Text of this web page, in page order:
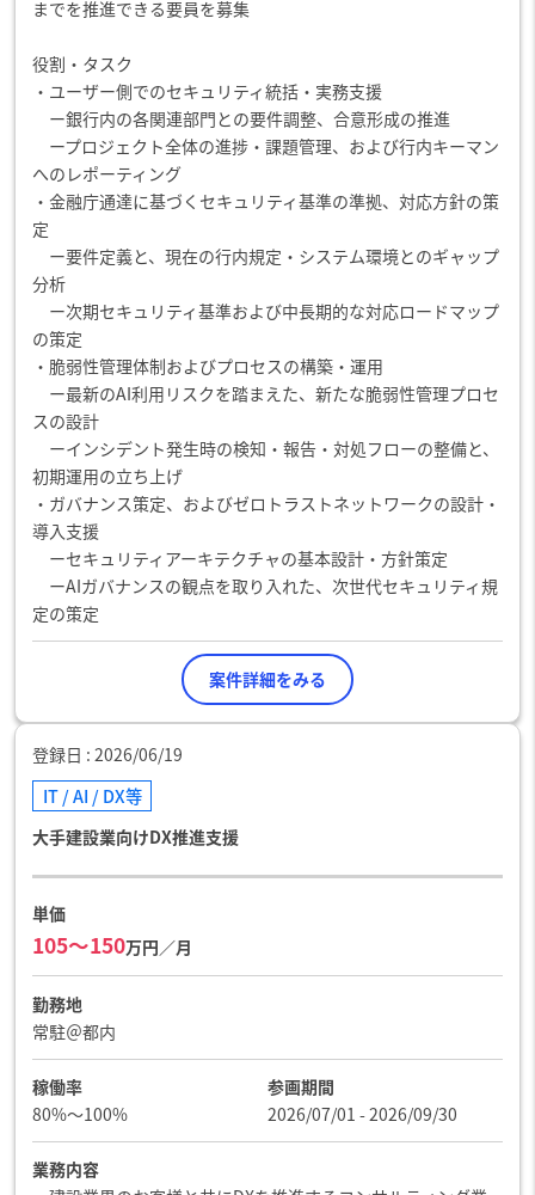
までを推進できる要員を募集
役割・タスク
・ユーザー側でのセキュリティ統括・実務支援
ー銀行内の各関連部門との要件調整、合意形成の推進
ープロジェクト全体の進捗・課題管理、および行内キーマン
へのレポーティング
・金融庁通達に基づくセキュリティ基準の準拠、対応方針の策
定
ー要件定義と、現在の行内規定・システム環境とのギャップ
分析
ー次期セキュリティ基準および中長期的な対応ロードマップ
の策定
・脆弱性管理体制およびプロセスの構築・運用
ー最新のAI利用リスクを踏まえた、新たな脆弱性管理プロセ
スの設計
ーインシデント発生時の検知・報告・対処フローの整備と、
初期運用の立ち上げ
・ガバナンス策定、およびゼロトラストネットワークの設計・
導入支援
ーセキュリティアーキテクチャの基本設計・方針策定
ーAIガバナンスの観点を取り入れた、次世代セキュリティ規
定の策定
案件詳細をみる
登録日 2026/06/19
IT / AI / DX等
大手建設業向けDX推進支援
単価
105〜150万円／月
勤務地
常駐＠都内
稼働率
80%〜100%
参画期間
2026/07/01 - 2026/09/30
業務内容